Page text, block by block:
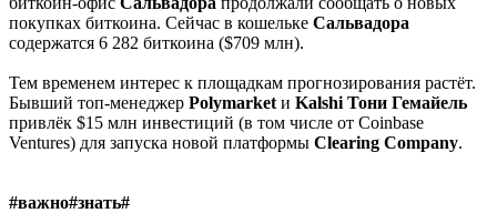
покупках биткоина. Сейчас в кошельке Сальвадора
содержатся 6 282 биткоина ($709 млн).
Тем временем интерес к площадкам прогнозирования растёт.
Бывший топ-менеджер Polymarket и Kalshi Тони Гемайель
привлёк $15 млн инвестиций (в том числе от Coinbase
Ventures) для запуска новой платформы Clearing Company.
#важно#знать#